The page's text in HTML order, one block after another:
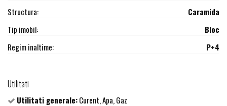
Structura:
Caramida
Tip imobil:
Bloc
Regim inaltime:
P+4
Utilitati
Utilitati generale:Curent, Apa, Gaz